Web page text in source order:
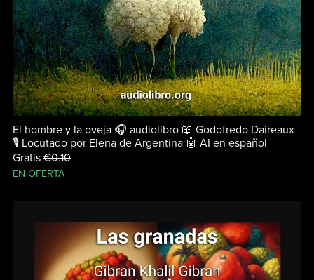
El hombre y la oveja 🎧 audiolibro 📖 Godofredo Daireaux
🎙 Locutado por Elena de Argentina 🤖 AI en español
Gratis €0.10
EN OFERTA